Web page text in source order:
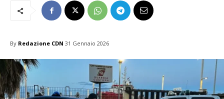
By Redazione CDN 31 Gennaio 2026